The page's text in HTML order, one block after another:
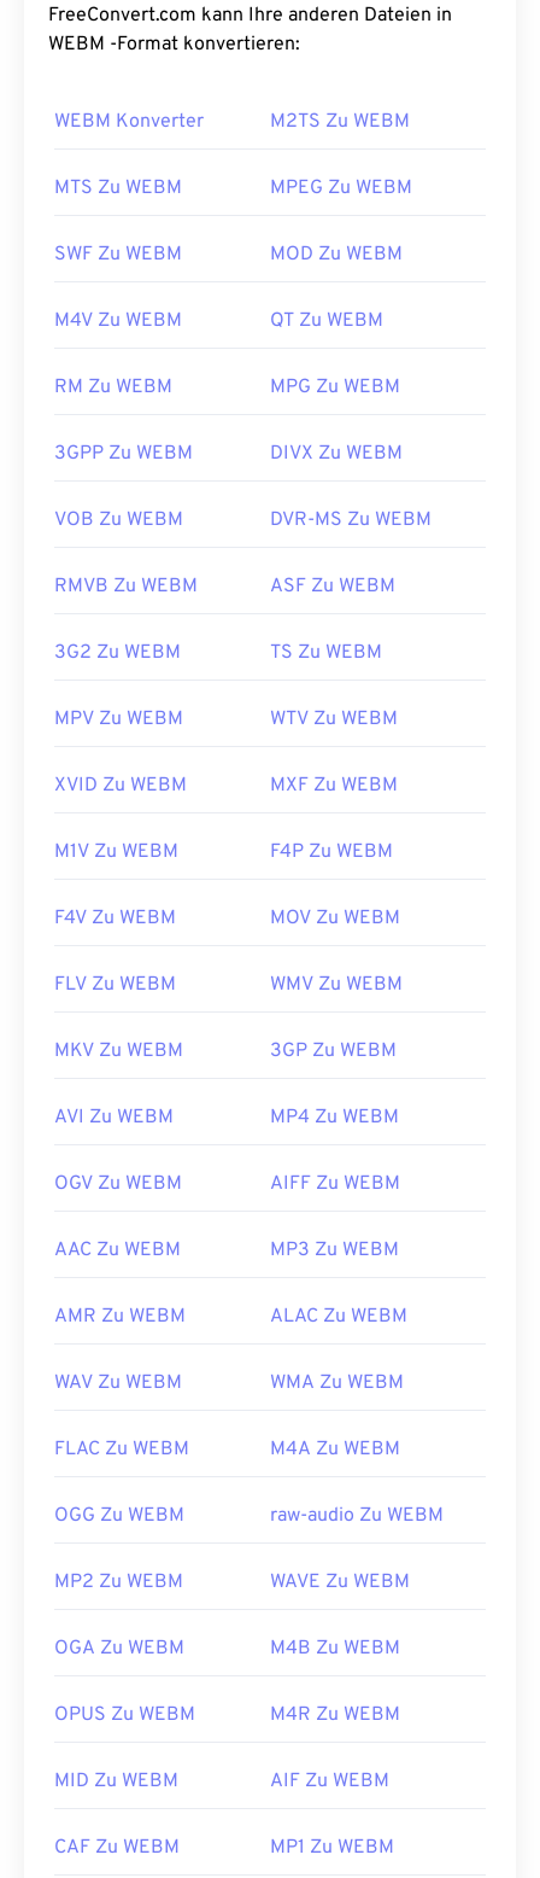
und Hardware-Player. WEBM komprimiert
Videostreams mitVP8-oder
Wie öffnet man eine WEBM-
Dateien auf jedem Betriebssystem öffnen. Weitere
Mac OS X.
WebM- Codecs . Installieren Sie dieCodecs
WEBM-Dateien.
Nützliche Links:
https://tools.google.com/dlpage/webmmf/
FreeConvert.com kann Ihre anderen Dateien in
WEBM -Format konvertieren:
WEBM Konverter M2TS Zu WEBM
MTS Zu WEBM MPEG Zu WEBM
SWF Zu WEBM MOD Zu WEBM
M4V Zu WEBM QT Zu WEBM
RM Zu WEBM MPG Zu WEBM
3GPP Zu WEBM DIVX Zu WEBM
VOB Zu WEBM DVR-MS Zu WEBM
RMVB Zu WEBM ASF Zu WEBM
3G2 Zu WEBM TS Zu WEBM
MPV Zu WEBM WTV Zu WEBM
XVID Zu WEBM MXF Zu WEBM
M1V Zu WEBM F4P Zu WEBM
F4V Zu WEBM MOV Zu WEBM
FLV Zu WEBM WMV Zu WEBM
MKV Zu WEBM 3GP Zu WEBM
AVI Zu WEBM MP4 Zu WEBM
OGV Zu WEBM AIFF Zu WEBM
AAC Zu WEBM MP3 Zu WEBM
AMR Zu WEBM ALAC Zu WEBM
WAV Zu WEBM WMA Zu WEBM
FLAC Zu WEBM M4A Zu WEBM
OGG Zu WEBM raw-audio Zu WEBM
MP2 Zu WEBM WAVE Zu WEBM
OGA Zu WEBM M4B Zu WEBM
OPUS Zu WEBM M4R Zu WEBM
MID Zu WEBM AIF Zu WEBM
CAF Zu WEBM MP1 Zu WEBM